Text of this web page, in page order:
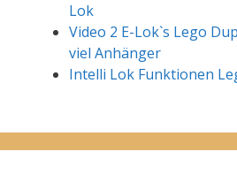
Lok
Video 2 E-Lok`s Lego
viel Anhänger
Intelli Lok Funktionen